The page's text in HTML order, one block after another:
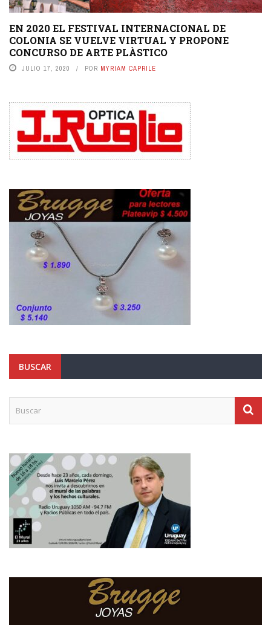
EN 2020 EL FESTIVAL INTERNACIONAL DE
COLONIA SE VUELVE VIRTUAL Y PROPONE
CONCURSO DE ARTE PLÀSTICO
JULIO 17, 2020 POR MYRIAM CAPRILE
BUSCAR